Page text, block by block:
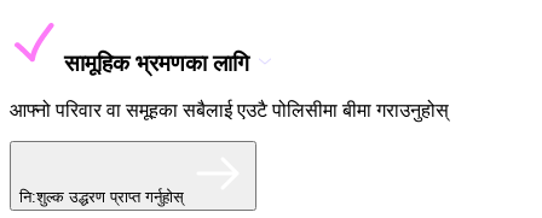
सामूहिक भ्रमणका लागि
आफ्नो परिवार वा समूहका सबैलाई एउटै पोलिसीमा बीमा गराउनुहोस्
नि:शुल्क उद्धरण प्राप्त गर्नुहोस्